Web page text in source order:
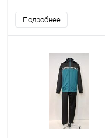
Подробнее